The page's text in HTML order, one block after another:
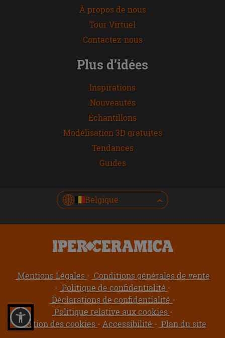
À propos de nous
Tour Virtuel
Contactez-nous
Plus d’idées
Inspirations
Nouveautés
Échantillons
Modélisation 3D gratuites
Tendances
Guides
Belgique
Mentions Légales
Conditions générales de vente
Politique de confidentialité
Déclarations de confidentialité
Politique relative aux cookies
Gestion des cookies
Accessibilité Plan du site